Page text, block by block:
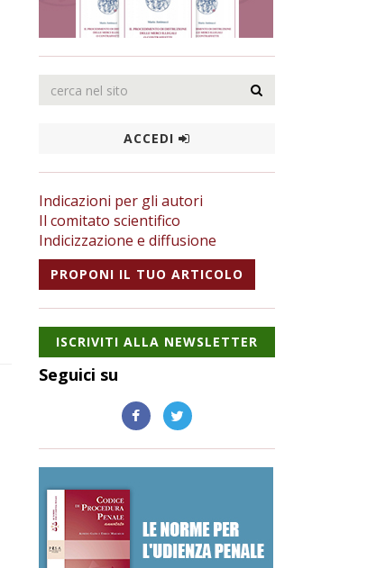
ACCEDI
Indicazioni per gli autori
Il comitato scientifico
Indicizzazione e diffusione
PROPONI IL TUO ARTICOLO
ISCRIVITI ALLA NEWSLETTER
Seguici su